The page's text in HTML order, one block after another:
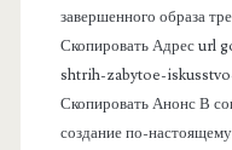
завершенного образа
Скопировать Адрес url
shtrih-zabytoe-
Скопировать Анонс В
создание по-